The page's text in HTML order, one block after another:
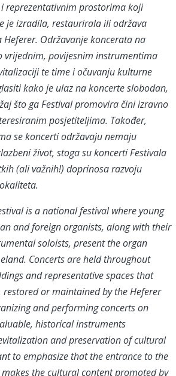
reprezentativnim prostorima koji
je izradila, restaurirala ili održava
Održavanje koncerata na
vrijednim, povijesnim instrumentima
te time i očuvanju kulturne
kako je ulaz na koncerte slobodan,
što ga Festival promovira čini izravno
posjetiteljima. Također,
se koncerti održavaju nemaju
život, stoga su koncerti Festivala
(ali važnih!) doprinosa razvoju
is a national festival where young
and foreign organists, along with their
soloists, present the organ
Concerts are held throughout
and representative spaces that
restored or maintained by the Heferer
and performing concerts on
historical instruments
and preservation of cultural
to emphasize that the entrance to the
the cultural content promoted by